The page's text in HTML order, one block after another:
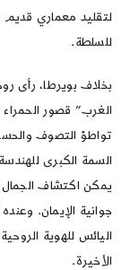
لتقليد معماري قديم
للسلطة.
بخلاف بويرطا، رأى
الغرب” قصور
تواطؤ التصوف
السمة الكبرى
يمكن اكتشاف الجمال
جوانية الإيمان.
اليائس للهوية
الأخيرة.